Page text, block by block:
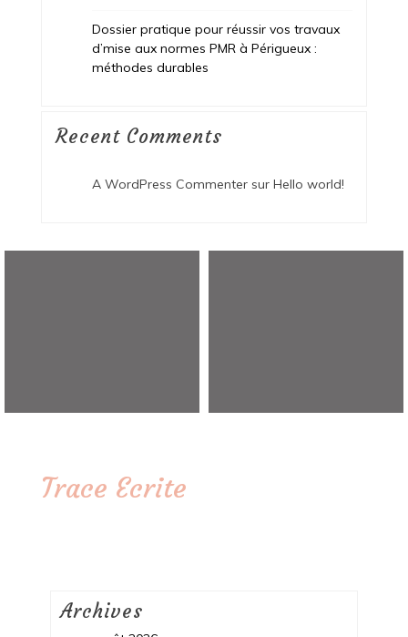
Dossier pratique pour réussir vos travaux
d’mise aux normes PMR à Périgueux :
méthodes durables
Recent Comments
A WordPress Commentersur Hello world!
Trace Ecrite
Archives